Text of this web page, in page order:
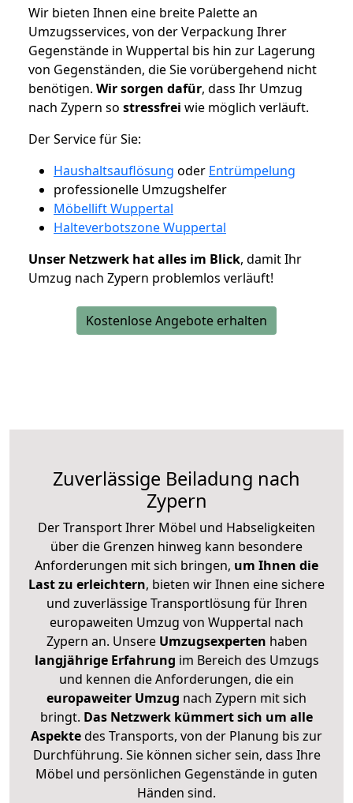
Wir bieten Ihnen eine breite Palette an
Umzugsservices, von der Verpackung Ihrer
Gegenstände in Wuppertal bis hin zur Lagerung
von Gegenständen, die Sie vorübergehend nicht
benötigen. Wir sorgen dafür, dass Ihr Umzug
nach Zypern so stressfrei wie möglich verläuft.
Der Service für Sie:
Haushaltsauflösung oder Entrümpelung
professionelle Umzugshelfer
Möbellift Wuppertal
Halteverbotszone Wuppertal
Unser Netzwerk hat alles im Blick, damit Ihr
Umzug nach Zypern problemlos verläuft!
Kostenlose Angebote erhalten
Zuverlässige Beiladung nach
Zypern
Der Transport Ihrer Möbel und Habseligkeiten
über die Grenzen hinweg kann besondere
Anforderungen mit sich bringen, um Ihnen die
Last zu erleichtern, bieten wir Ihnen eine sichere
und zuverlässige Transportlösung für Ihren
europaweiten Umzug von Wuppertal nach
Zypern an. Unsere Umzugsexperten haben
langjährige Erfahrung im Bereich des Umzugs
und kennen die Anforderungen, die ein
europaweiter Umzug nach Zypern mit sich
bringt. Das Netzwerk kümmert sich um alle
Aspektedes Transports, von der Planung bis zur
Durchführung. Sie können sicher sein, dass Ihre
Möbel und persönlichen Gegenstände in guten
Händen sind.